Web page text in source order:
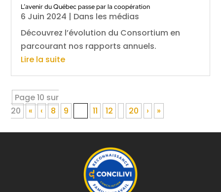
L’avenir du Québec passe par la coopération
6 Juin 2024 | Dans les médias
Découvrez l’évolution du Consortium en
parcourant nos rapports annuels.
Lire la suite
Page 10 sur
20
« ‹ 8 9 11 12 20 › »